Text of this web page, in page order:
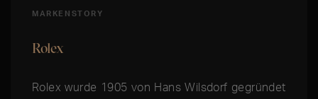
MARKENSTORY
Rolex
Rolex wurde 1905 von Hans Wilsdorf gegründet